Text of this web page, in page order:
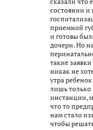
состоянии и
приемной
и готовы
дочери. Но
такие
никак не
утра
лишь только
инстанции,
что то
нам стало
чтобы